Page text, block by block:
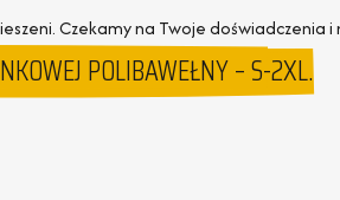
Czekamy na Twoje doświadczenia
POLIBAWEŁNY – S-2XL.